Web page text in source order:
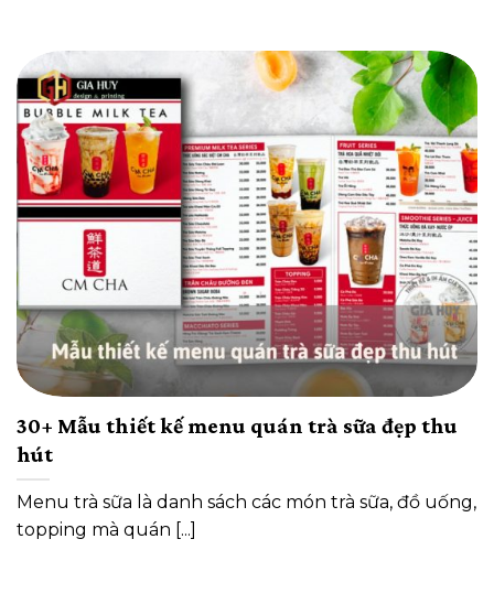
30+ Mẫu thiết kế menu quán trà sữa đẹp thu
hút
Menu trà sữa là danh sách các món trà sữa, đồ uống,
topping mà quán [...]